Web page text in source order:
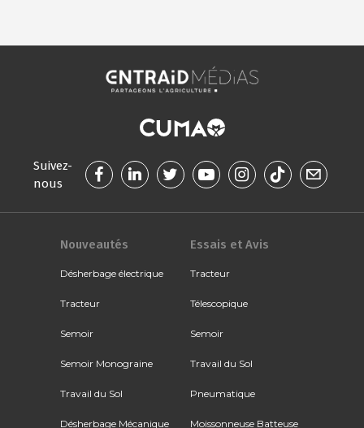
Suivez-
nous
Nouveautés
Désherbage électrique
Tracteur
Semoir
Semoir Monograine
Travail du Sol
Désherbage Mécanique
Essais et Avis
Tracteur
Télescopique
Semoir
Travail du Sol
Pneumatique
Moissonneuse Batteuse